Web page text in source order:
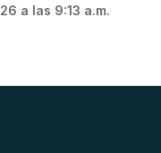
a las 9:13 a.m.